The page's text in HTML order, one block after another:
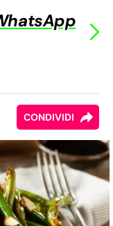
CONDIVIDI